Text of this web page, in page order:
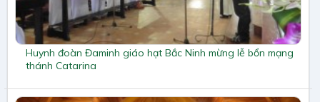
Huynh đoàn Đaminh giáo hạt Bắc Ninh mừng lễ bổn mạng
thánh Catarina